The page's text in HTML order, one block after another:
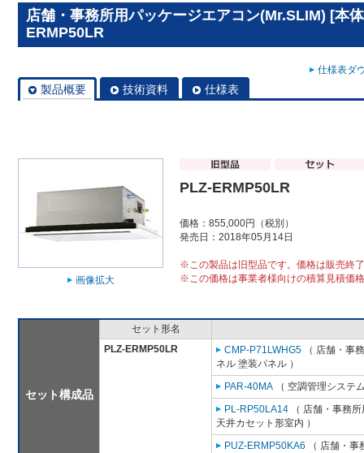
店舗・事務所用パッケージエアコン(Mr.SLIM) [本
ERMP50LR
仕様表ダ
製品概要 技術資料 仕様表
画像拡大
PLZ-ERMP50LR
価格：855,000円（税別）
発売日：2018年05月14日
※この製品は旧型品です。価格は販売終
※この価格は事業者様向けの積算見積価
セット構成品
セット形名
PLZ-ERMP50LR
CMP-P71LWHG5 （ 店舗・事
ネル 塗装パネル ）
PAR-40MA （ 空調管理システ
PL-RP50LA14 （ 店舗・事務
天井カセット形室内 ）
PUZ-ERMP50KA6 （ 店舗・